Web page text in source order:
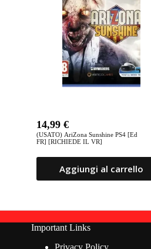
(USATO) AriZona Sunshine PS4 [Ed
FR] [RICHIEDE IL VR]
14,99€
Aggiungi al carrello
Important Links
Privacy Policy